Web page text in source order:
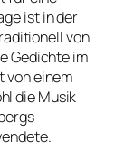
ist in der
von
Gedichte im
einem
die Musik